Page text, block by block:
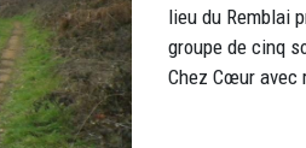
lieu du Remblai
groupe de cinq
Chez Cœur avec